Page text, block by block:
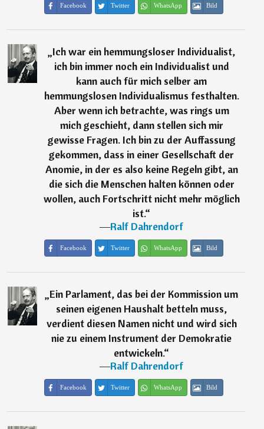
Facebook Twitter WhatsApp Bild
„Ich war ein hemmungsloser Individualist,
ich bin immer noch ein Individualist und
kann auch für mich selber am
hemmungslosen Individualismus festhalten.
Aber wenn ich betrachte, was rings um
mich geschieht, dann stellen sich mir
gewisse Fragen. Ich bin zu der Auffassung
gekommen, dass in einer Gesellschaft der
Anomie, in der es also keine Regeln gibt, an
die sich die Menschen halten können oder
wollen, auch Fortschritt nicht mehr möglich
ist.“
―Ralf Dahrendorf
Facebook Twitter WhatsApp Bild
„Ein Parlament, das bei der Kommission um
seinen eigenen Haushalt betteln muss,
verdient diesen Namen nicht und wird sich
nie zu einem Instrument der Demokratie
entwickeln.“
―Ralf Dahrendorf
Facebook Twitter WhatsApp Bild